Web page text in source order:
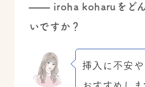
—— iroha koharuをどん
いですか？
挿入に不安